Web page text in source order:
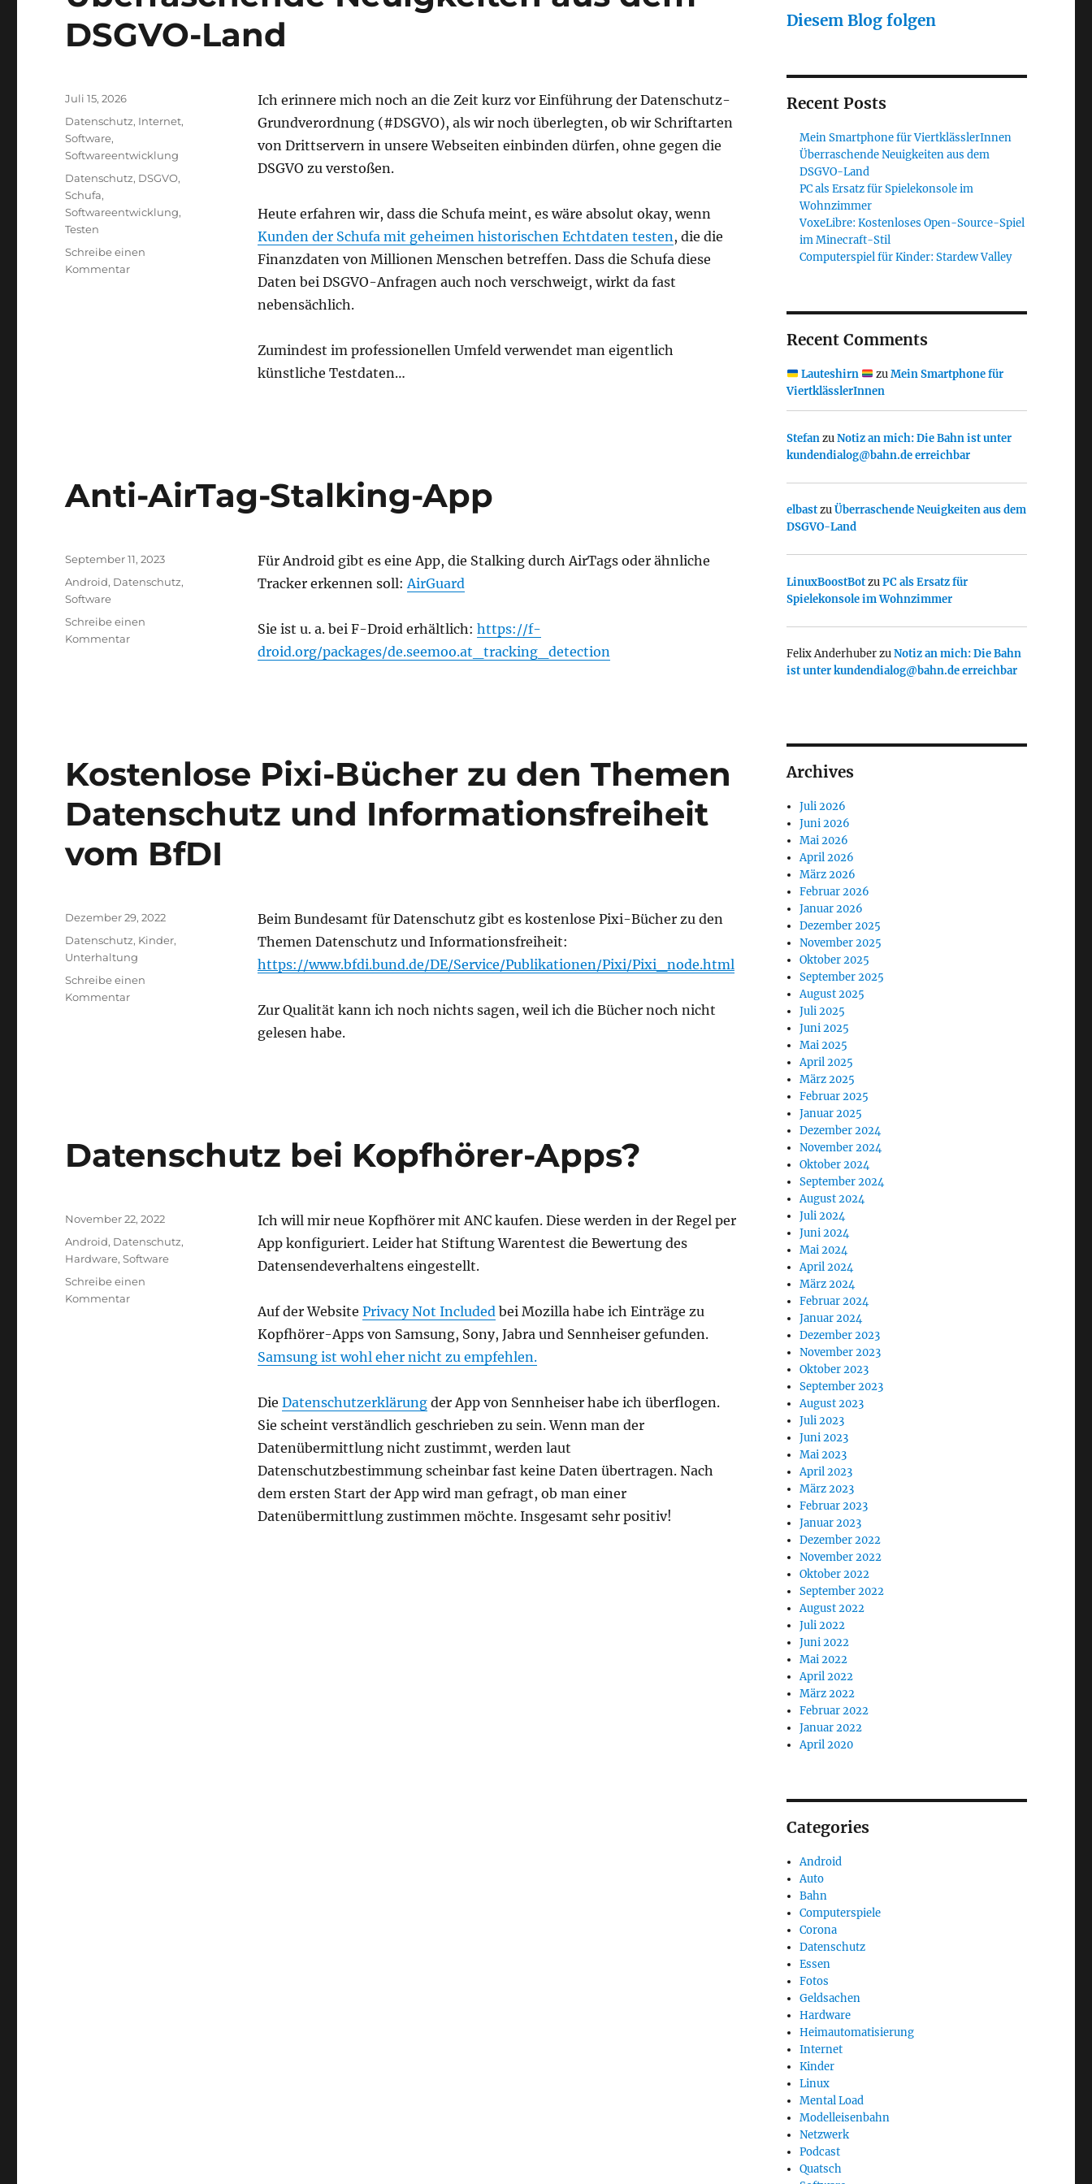
DSGVO-Land
Ich erinnere mich noch an die Zeit kurz vor Einführung der Datenschutz-
Grundverordnung (#DSGVO), als wir noch überlegten, ob wir Schriftarten
von Drittservern in unsere Webseiten einbinden dürfen, ohne gegen die
DSGVO zu verstoßen.
Heute erfahren wir, dass die Schufa meint, es wäre absolut okay, wenn
Kunden der Schufa mit geheimen historischen Echtdaten testen, die die
Finanzdaten von Millionen Menschen betreffen. Dass die Schufa diese
Daten bei DSGVO-Anfragen auch noch verschweigt, wirkt da fast
nebensächlich.
Zumindest im professionellen Umfeld verwendet man eigentlich
künstliche Testdaten…
Veröffentlicht
Juli 15, 2026
Kategorien
Datenschutz, Internet,
Software,
Softwareentwicklung
Schlagwörter
Datenschutz, DSGVO,
Schufa,
Softwareentwicklung,
Testen
Schreibe einen
Kommentarzu
Anti-AirTag-Stalking-App
Für Android gibt es eine App, die Stalking durch AirTags oder ähnliche
Tracker erkennen soll:AirGuard
Sie ist u. a. bei F-Droid erhältlich: https://f-
droid.org/packages/de.seemoo.at_tracking_detection
Veröffentlicht
September 11, 2023
Kategorien
Android, Datenschutz,
Software
Schreibe einen
Kommentarzu
Kostenlose Pixi-Bücher zu den Themen
Datenschutz und Informationsfreiheit
vom BfDI
Beim Bundesamt für Datenschutz gibt es kostenlose Pixi-Bücher zu den
Themen Datenschutz und Informationsfreiheit:
https://www.bfdi.bund.de/DE/Service/Publikationen/Pixi/Pixi_node.html
Zur Qualität kann ich noch nichts sagen, weil ich die Bücher noch nicht
gelesen habe.
Veröffentlicht
Dezember 29, 2022
Kategorien
Datenschutz, Kinder,
Unterhaltung
Schreibe einen
Kommentarzu
Informationsfreiheit
vom
Datenschutz bei Kopfhörer-Apps?
Ich will mir neue Kopfhörer mit ANC kaufen. Diese werden in der Regel per
App konfiguriert. Leider hat Stiftung Warentest die Bewertung des
Datensendeverhaltens eingestellt.
Auf der Website Privacy Not Includedbei Mozilla habe ich Einträge zu
Kopfhörer-Apps von Samsung, Sony, Jabra und Sennheiser gefunden.
Samsung ist wohl eher nicht zu empfehlen.
Die Datenschutzerklärungder App von Sennheiser habe ich überflogen.
Sie scheint verständlich geschrieben zu sein. Wenn man der
Datenübermittlung nicht zustimmt, werden laut
Datenschutzbestimmung scheinbar fast keine Daten übertragen. Nach
dem ersten Start der App wird man gefragt, ob man einer
Datenübermittlung zustimmen möchte. Insgesamt sehr positiv!
Veröffentlicht
November 22, 2022
Kategorien
Android, Datenschutz,
Hardware,Software
Schreibe einen
Kommentarzu
Diesem Blog folgen
Recent Posts
Mein Smartphone für ViertklässlerInnen
Überraschende Neuigkeiten aus dem
DSGVO-Land
PC als Ersatz für Spielekonsole im
Wohnzimmer
VoxeLibre: Kostenloses Open-Source-Spiel
im Minecraft-Stil
Computerspiel für Kinder: Stardew Valley
Recent Comments
Lauteshirn zuMein Smartphone für
ViertklässlerInnen
StefanzuNotiz an mich: Die Bahn ist unter
kundendialog@bahn.de erreichbar
elbastzuÜberraschende Neuigkeiten aus dem
DSGVO-Land
LinuxBoostBotzuPC als Ersatz für
Spielekonsole im Wohnzimmer
Felix AnderhuberzuNotiz an mich: Die Bahn
ist unter kundendialog@bahn.de erreichbar
Archives
Juli 2026
Juni 2026
Mai 2026
April 2026
März 2026
Februar 2026
Januar 2026
Dezember 2025
November 2025
Oktober 2025
September 2025
August 2025
Juli 2025
Juni 2025
Mai 2025
April 2025
März 2025
Februar 2025
Januar 2025
Dezember 2024
November 2024
Oktober 2024
September 2024
August 2024
Juli 2024
Juni 2024
Mai 2024
April 2024
März 2024
Februar 2024
Januar 2024
Dezember 2023
November 2023
Oktober 2023
September 2023
August 2023
Juli 2023
Juni 2023
Mai 2023
April 2023
März 2023
Februar 2023
Januar 2023
Dezember 2022
November 2022
Oktober 2022
September 2022
August 2022
Juli 2022
Juni 2022
Mai 2022
April 2022
März 2022
Februar 2022
Januar 2022
April 2020
Categories
Android
Auto
Bahn
Computerspiele
Corona
Datenschutz
Essen
Fotos
Geldsachen
Hardware
Heimautomatisierung
Internet
Kinder
Linux
Mental Load
Modelleisenbahn
Netzwerk
Podcast
Quatsch